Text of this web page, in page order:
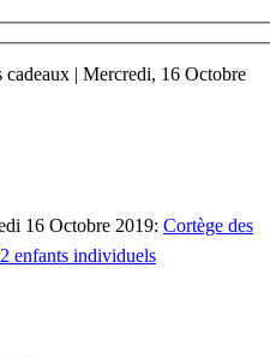
| Mercredi, 16 Octobre
16 Octobre 2019: Cortège des
enfants individuels